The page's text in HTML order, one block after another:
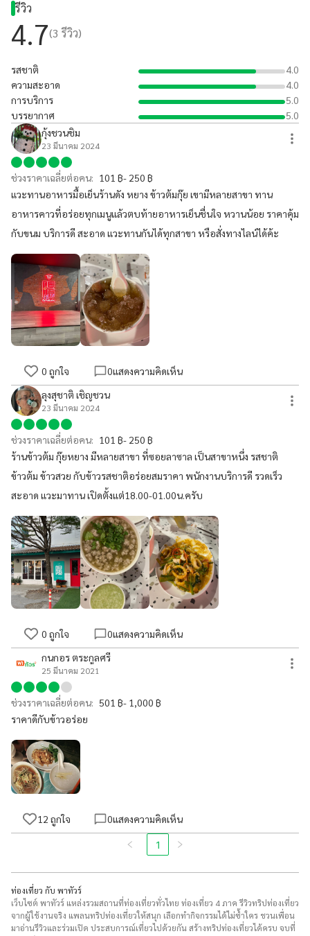
รีวิว
4.7(3 รีวิว)
รสชาติ
4.0
ความสะอาด
4.0
การบริการ
5.0
บรรยากาศ
5.0
กุ้งชวนชิม
23 มีนาคม 2024
ช่วงราคาเฉลี่ยต่อคน: 101 ฿- 250 ฿
แวะทานอาหารมื้อเย็นร้านดัง หยาง ข้าวต้มกุ๊ย เขามีหลายสาขา ทาน
อาหารคาวที่อร่อยทุกเมนูแล้วตบท้ายอาหารเย็นชื่นใจ หวานน้อย ราคาคุ้ม
กับขนม บริการดี สะอาด แวะทานกันได้ทุกสาขา หรือสั่งทางไลน์ได้ค้ะ
0 ถูกใจ 0แสดงความคิดเห็น
ลุงสุชาติ เชิญชวน
23 มีนาคม 2024
ช่วงราคาเฉลี่ยต่อคน: 101 ฿- 250 ฿
ร้านข้าวต้ม กุ๊ยหยาง มีหลายสาขา ที่ซอยลาซาล เป็นสาขาหนึ่ง รสชาติ
ข้าวต้ม ข้าวสวย กับข้าวรสชาติอร่อยสมราคา พนักงานบริการดี รวดเร็ว
สะอาด แวะมาทาน เปิดตั้งแต่18.00-01.00น.ครับ
0 ถูกใจ 0แสดงความคิดเห็น
กนกอร​ ตระกูลศรี
25 มีนาคม 2021
ช่วงราคาเฉลี่ยต่อคน: 501 ฿- 1,000 ฿
ราคาดีกับข้าวอร่อย
12 ถูกใจ 0แสดงความคิดเห็น
1
ท่องเที่ยว กับ พาทัวร์
เว็บไซต์ พาทัวร์ แหล่งรวมสถานที่ท่องเที่ยวทั่วไทย ท่องเที่ยว 4 ภาค รีวิวทริปท่องเที่ยว
จากผู้ใช้งานจริง แพลนทริปท่องเที่ยวให้สนุก เลือกทำกิจกรรมได้ไม่ซ้ำใคร ชวนเพื่อน
มาอ่านรีวิวและร่วมเปิด ประสบการณ์เที่ยวไปด้วยกัน สร้างทริปท่องเที่ยวได้ครบ จบที่